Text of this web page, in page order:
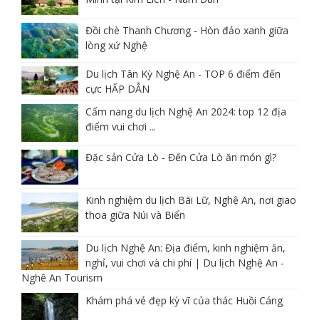
Đồi chè Thanh Chương - Hòn đảo xanh giữa
lòng xứ Nghệ
Du lịch Tân Kỳ Nghệ An - TOP 6 điểm đến
cực HẤP DẪN
Cẩm nang du lịch Nghệ An 2024: top 12 địa
điểm vui chơi ...
Đặc sản Cửa Lò - Đến Cửa Lò ăn món gì?
Kinh nghiệm du lịch Bãi Lữ, Nghệ An, nơi giao
thoa giữa Núi và Biển
Du lịch Nghệ An: Địa điểm, kinh nghiệm ăn,
nghỉ, vui chơi và chi phí | Du lịch Nghệ An -
Nghê An Tourism
Khám phá vẻ đẹp kỳ vĩ của thác Huồi Cáng